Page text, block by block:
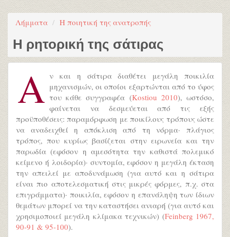
Λήμματα Η ποιητική της ανατροπής
Η ρητορική της σάτιρας
Α ν και η σάτιρα διαθέτει μεγάλη ποικιλία
μηχανισμών, οι οποίοι εξαρτώνται από το ύφος
του κάθε συγγραφέα (Kostiou 2010), ωστόσο,
φαίνεται να δεσμεύεται από τις εξής
προϋποθέσεις: παραμόρφωση με ποικίλους τρόπους ώστε
να αναδειχθεί η απόκλιση από τη νόρμα· πλάγιος
τρόπος, που κυρίως βασίζεται στην ειρωνεία και την
παρωδία (εφόσον η αμεσότητα την καθιστά πολεμικό
κείμενο ή λοιδορία)· συντομία, εφόσον η μεγάλη έκταση
την απειλεί με αποδυνάμωση (για αυτό και η σάτιρα
είναι πιο αποτελεσματική στις μικρές φόρμες, π.χ. στα
επιγράμματα)· ποικιλία, εφόσον η επανάληψη των ίδιων
θεμάτων μπορεί να την καταστήσει ανιαρή (για αυτό και
χρησιμοποιεί μεγάλη κλίμακα τεχνικών) (Feinberg 1967,
90-91 & 95-100).